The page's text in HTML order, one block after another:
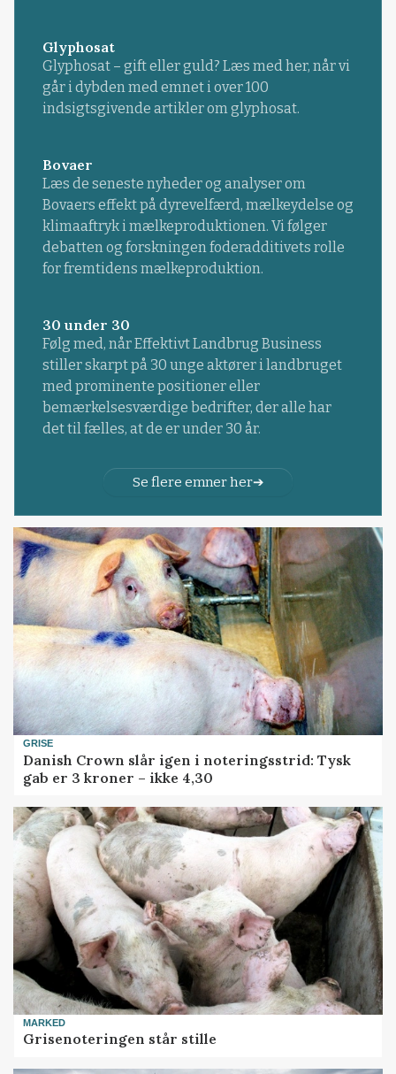
Glyphosat
Glyphosat – gift eller guld? Læs med her, når vi
går i dybden med emnet i over 100
indsigtsgivende artikler om glyphosat.
Bovaer
Læs de seneste nyheder og analyser om
Bovaers effekt på dyrevelfærd, mælkeydelse og
klimaaftryk i mælkeproduktionen. Vi følger
debatten og forskningen foderadditivets rolle
for fremtidens mælkeproduktion.
30 under 30
Følg med, når Effektivt Landbrug Business
stiller skarpt på 30 unge aktører i landbruget
med prominente positioner eller
bemærkelsesværdige bedrifter, der alle har
det til fælles, at de er under 30 år.
Se flere emner her
GRISE
Danish Crown slår igen i noteringsstrid: Tysk
gab er 3 kroner – ikke 4,30
MARKED
Grisenoteringen står stille